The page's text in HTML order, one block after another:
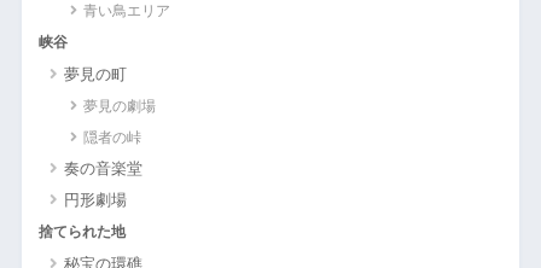
青い鳥エリア
峡谷
夢見の町
夢見の劇場
隠者の峠
奏の音楽堂
円形劇場
捨てられた地
秘宝の環礁